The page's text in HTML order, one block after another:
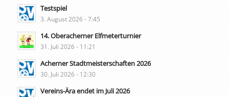
Testspiel
3. August 2026 - 7:45
14. Oberacherner Elfmeterturnier
31. Juli 2026 - 11:21
Acherner Stadtmeisterschaften 2026
30. Juli 2026 - 12:30
Vereins-Ära endet im Juli 2026